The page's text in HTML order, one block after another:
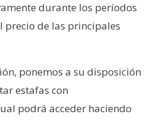
durante los períodos
precio de las principales
ponemos a su disposición
estafas con
podrá acceder haciendo